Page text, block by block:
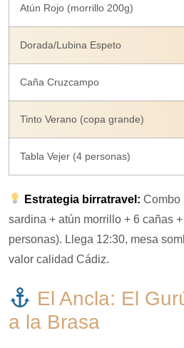
Atún Rojo (morrillo 200g)
Dorada/Lubina Espeto
Caña Cruzcampo
Tinto Verano (copa grande)
Tabla Vejer (4 personas)
Estrategia birratravel: Combo
sardina + atún morrillo + 6 cañas
personas). Llega 12:30, mesa
valor calidad Cádiz.
El Ancla: El
a la Brasa